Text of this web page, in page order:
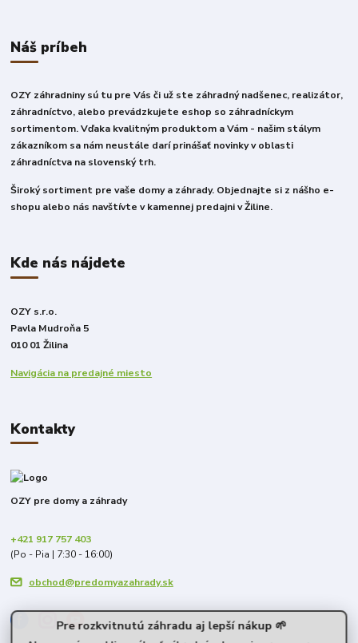
Náš príbeh
OZY záhradniny sú tu pre Vás či už ste záhradný nadšenec, realizátor,
záhradníctvo, alebo prevádzkujete eshop so záhradníckym
sortimentom. Vďaka kvalitným produktom a Vám - našim stálym
zákazníkom sa nám neustále darí prinášať novinky v oblasti
záhradníctva na slovenský trh.
Široký sortiment pre vaše domy a záhrady. Objednajte si z nášho e-
shopu alebo nás navštívte v kamennej predajni v Žiline.
Kde nás nájdete
OZY s.r.o.
Pavla Mudroňa 5
010 01 Žilina
Navigácia na predajné miesto
Kontakty
OZY pre domy a záhrady
+421 917 757 403
(Po - Pia | 7:30 - 16:00)
obchod@predomyazahrady.sk
Pre rozkvitnutú záhradu aj lepší nákup 🌱